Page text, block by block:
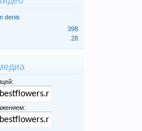
denis
398
28